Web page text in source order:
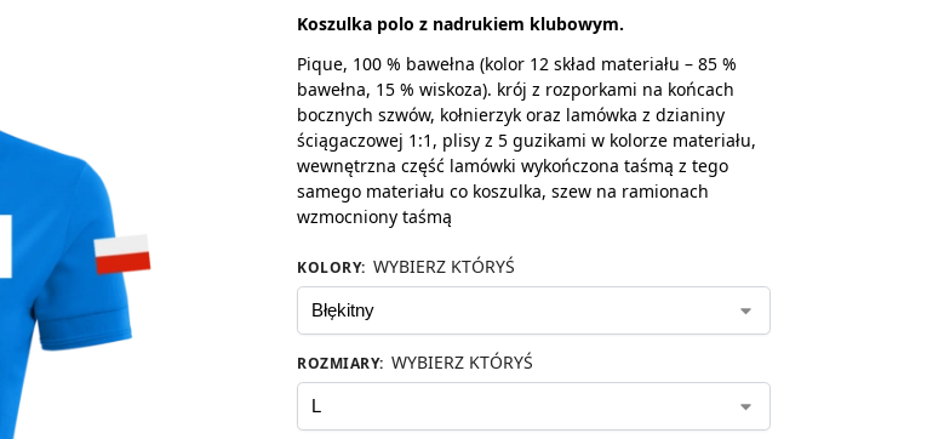
Koszulka polo z nadrukiem klubowym.
Pique, 100 % bawełna (kolor 12 skład materiału – 85 %
bawełna, 15 % wiskoza). krój z rozporkami na końcach
bocznych szwów, kołnierzyk oraz lamówka z dzianiny
ściągaczowej 1:1, plisy z 5 guzikami w kolorze materiału,
wewnętrzna część lamówki wykończona taśmą z tego
samego materiału co koszulka, szew na ramionach
wzmocniony taśmą
KOLORY: WYBIERZ KTÓRYŚ
ROZMIARY: WYBIERZ KTÓRYŚ